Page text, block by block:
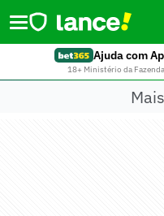
Ajuda com
18+ Ministério da